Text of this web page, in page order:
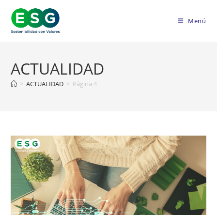
contenido
Menú
ACTUALIDAD
> ACTUALIDAD > Página 4